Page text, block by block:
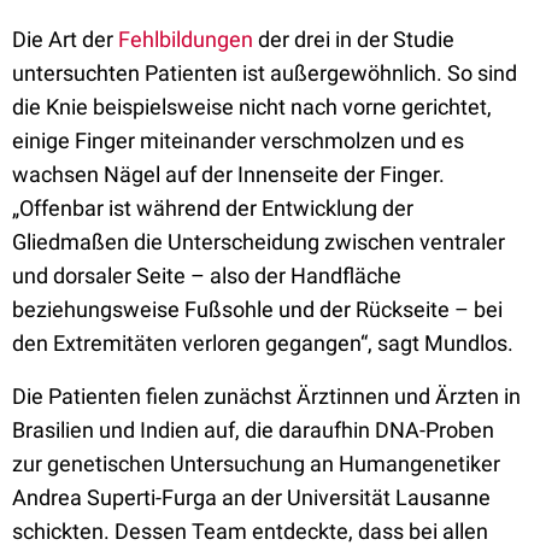
Die Art der Fehlbildungen der drei in der Studie
untersuchten Patienten ist außergewöhnlich. So sind
die Knie beispielsweise nicht nach vorne gerichtet,
einige Finger miteinander verschmolzen und es
wachsen Nägel auf der Innenseite der Finger.
„Offenbar ist während der Entwicklung der
Gliedmaßen die Unterscheidung zwischen ventraler
und dorsaler Seite – also der Handfläche
beziehungsweise Fußsohle und der Rückseite – bei
den Extremitäten verloren gegangen“, sagt Mundlos.
Die Patienten fielen zunächst Ärztinnen und Ärzten in
Brasilien und Indien auf, die daraufhin DNA-Proben
zur genetischen Untersuchung an Humangenetiker
Andrea Superti-Furga an der Universität Lausanne
schickten. Dessen Team entdeckte, dass bei allen